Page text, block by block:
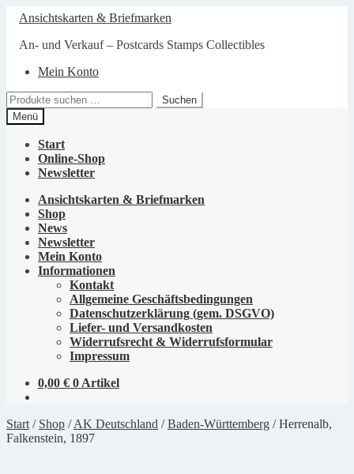
Zur
Navigation
springen
Zum
Inhalt
springen
Ansichtskarten & Briefmarken
An- und Verkauf – Postcards Stamps Collectibles
Mein Konto
Suchen
nach:
Suchen
Menü
Start
Online-Shop
Newsletter
Ansichtskarten & Briefmarken
Shop
News
Newsletter
Mein Konto
Informationen
Kontakt
Allgemeine Geschäftsbedingungen
Datenschutzerklärung (gem. DSGVO)
Liefer- und Versandkosten
Widerrufsrecht & Widerrufsformular
Impressum
0,00 € 0 Artikel
Start / Shop /AK Deutschland /Baden-Württemberg /Herrenalb,
Falkenstein, 1897